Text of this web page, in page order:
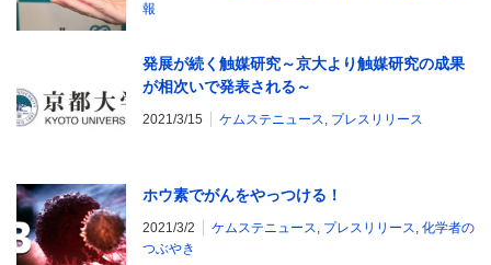
報
発展が続く触媒研究～京大より触媒研究の成果
が相次いで発表される～
2021/3/15 ケムステニュース, プレスリリース
ホウ素でがんをやっつける！
2021/3/2 ケムステニュース, プレスリリース, 化学者の
つぶやき